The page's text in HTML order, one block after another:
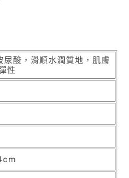
尿酸，滑順水潤質地，肌膚
性